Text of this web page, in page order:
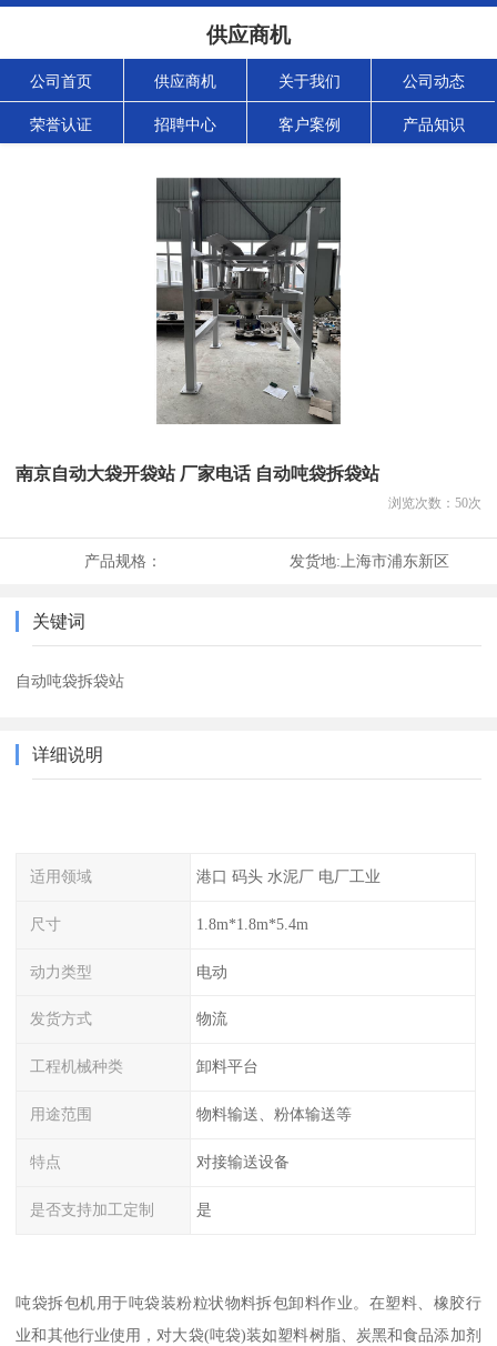
供应商机
公司首页 供应商机 关于我们 公司动态
荣誉认证 招聘中心 客户案例 产品知识
南京自动大袋开袋站 厂家电话 自动吨袋拆袋站
浏览次数： 50次
产品规格： 发货地: 上海市浦东新区
关键词
自动吨袋拆袋站
详细说明
适用领域 港口 码头 水泥厂 电厂工业
尺寸 1.8m*1.8m*5.4m
动力类型 电动
发货方式 物流
工程机械种类 卸料平台
用途范围 物料输送、粉体输送等
特点 对接输送设备
是否支持加工定制 是
吨袋拆包机用于吨袋装粉粒状物料拆包卸料作业。在塑料、橡胶行
业和其他行业使用，对大袋(吨袋)装如塑料树脂、炭黑和食品添加剂